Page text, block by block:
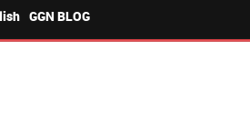
GGN BLOG